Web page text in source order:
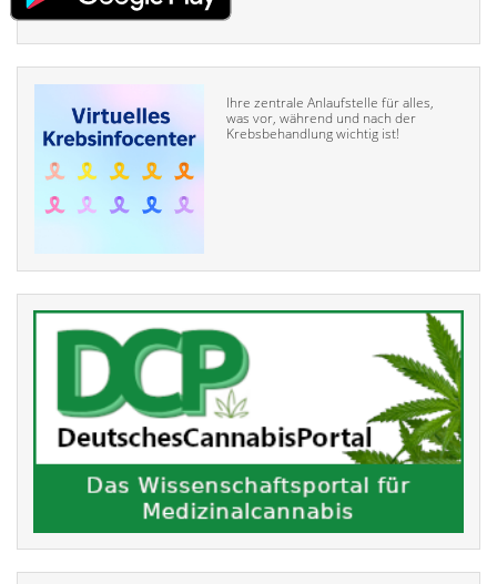
Ihre zentrale Anlaufstelle für alles,
was vor, während und nach der
Krebsbehandlung wichtig ist!